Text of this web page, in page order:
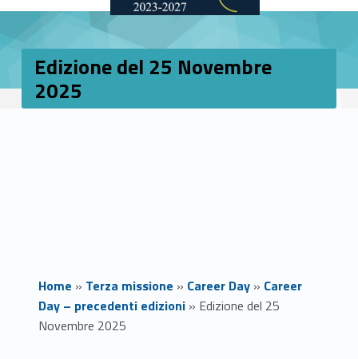
Edizione del 25 Novembre
2025
Home » Terza missione » Career Day» Career
Day – precedenti edizioni» Edizione del 25
Novembre 2025